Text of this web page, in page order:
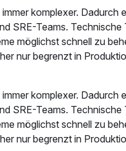
komplexer. Dadurch
SRE-Teams.
möglichst schnell zu
nur begrenzt in
komplexer. Dadurch
SRE-Teams.
möglichst schnell zu
nur begrenzt in